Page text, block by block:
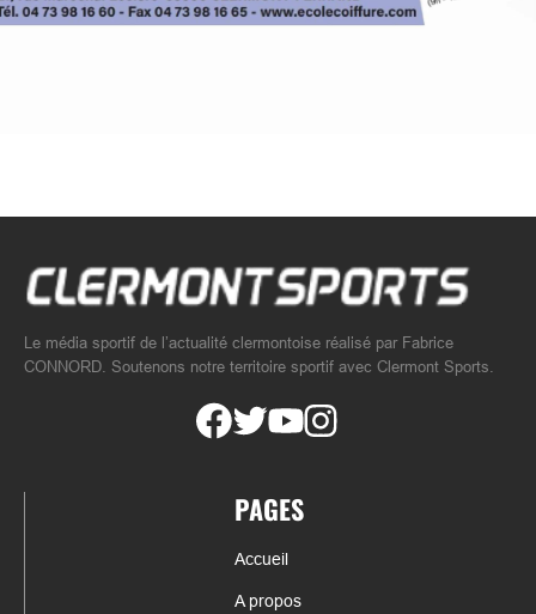
Le média sportif de l’actualité clermontoise réalisé par Fabrice
CONNORD. Soutenons notre territoire sportif avec Clermont Sports.
PAGES
Accueil
A propos